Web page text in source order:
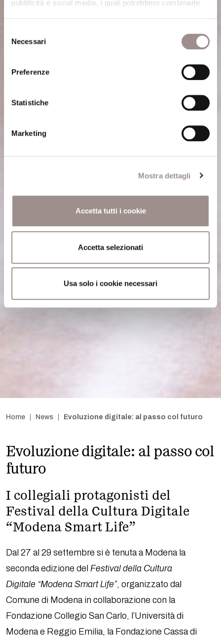
pubblicità e social media, i quali potrebbero combinarle
Necessari
Preferenze
Statistiche
Marketing
Mostra dettagli
Accetta tutti i cookie
Accetta selezionati
Usa solo i cookie necessari
Home News Evoluzione digitale: al passo col futuro
Evoluzione digitale: al passo col
futuro
I collegiali protagonisti del
Festival della Cultura Digitale
“Modena Smart Life”
Dal 27 al 29 settembre si è tenuta a Modena la
seconda edizione del Festival della Cultura
Digitale “Modena Smart Life”, organizzato dal
Comune di Modena in collaborazione con la
Fondazione Collegio San Carlo, l’Università di
Modena e Reggio Emilia, la Fondazione Cassa di